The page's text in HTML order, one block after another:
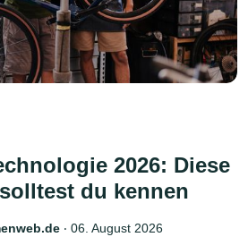
2026: Diese
du kennen
‧ 06. August 2026